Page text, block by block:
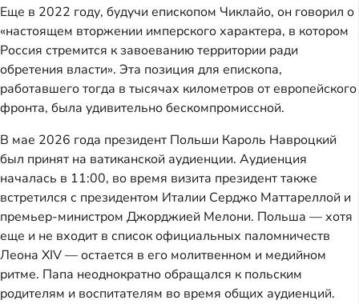
Еще в 2022 году, будучи епископом Чиклайо, он говорил о
«настоящем вторжении имперского характера, в котором
Россия стремится к завоеванию территории ради
обретения власти». Эта позиция для епископа,
работавшего тогда в тысячах километров от европейского
фронта, была удивительно бескомпромиссной.
В мае 2026 года президент Польши Кароль Навроцкий
был принят на ватиканской аудиенции. Аудиенция
началась в 11:00, во время визита президент также
встретился с президентом Италии Серджо Маттареллой и
премьер-министром Джорджией Мелони. Польша — хотя
еще и не входит в список официальных паломничеств
Леона XIV — остается в его молитвенном и медийном
ритме. Папа неоднократно обращался к польским
родителям и воспитателям во время общих аудиенций.